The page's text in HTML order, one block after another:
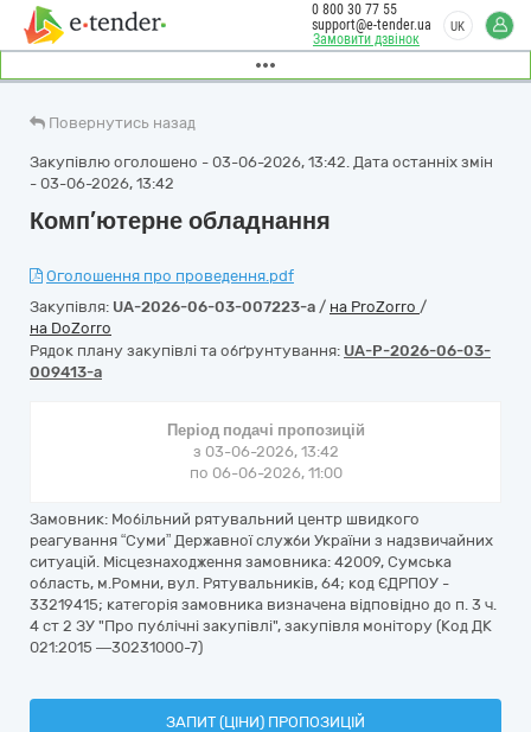
Замовити дзвінок
0 800 30 77 55
support@e-tender.ua
UK
Повернутись назад
Закупівлю оголошено - 03-06-2026, 13:42. Дата останніх змін
- 03-06-2026, 13:42
Комп’ютерне обладнання
Оголошення про проведення.pdf
Закупівля: UA-2026-06-03-007223-a / на ProZorro /
на DoZorro
Рядок плану закупівлі та обґрунтування: UA-P-2026-06-03-
009413-a
Період подачі пропозицій
з 03-06-2026, 13:42
по 06-06-2026, 11:00
Замовник: Мобільний рятувальний центр швидкого
реагування “Суми” Державної служби України з надзвичайних
ситуацій. Місцезнаходження замовника: 42009, Сумська
область, м.Ромни, вул. Рятувальників, 64; код ЄДРПОУ -
33219415; категорія замовника визначена відповідно до п. 3 ч.
4 ст 2 ЗУ "Про публічні закупівлі", закупівля монітору (Код ДК
021:2015 —30231000-7)
ЗАПИТ (ЦІНИ) ПРОПОЗИЦІЙ